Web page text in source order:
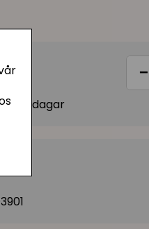
−
3 vardagar